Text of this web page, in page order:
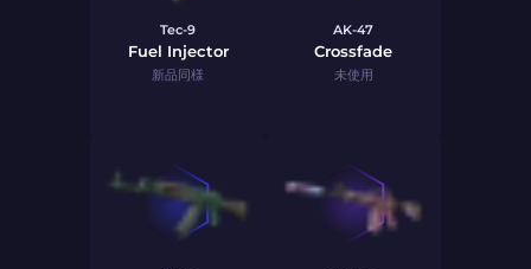
Tec-9
Fuel Injector
新品同様
AK-47
Crossfade
未使用